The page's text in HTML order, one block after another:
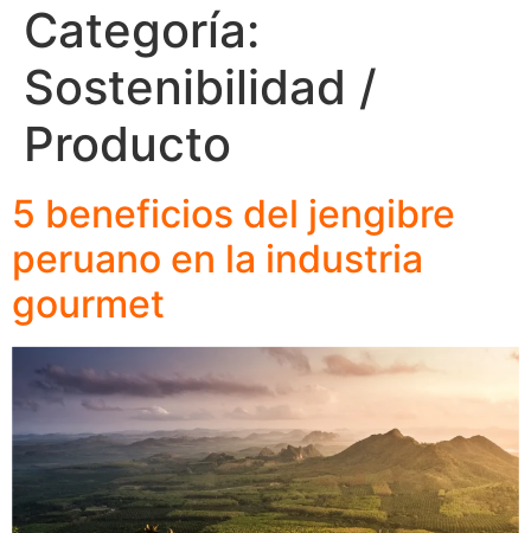
Categoría:
Sostenibilidad /
Producto
5 beneficios del jengibre
peruano en la industria
gourmet